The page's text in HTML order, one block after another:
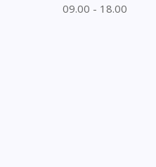
09.00 - 18.00